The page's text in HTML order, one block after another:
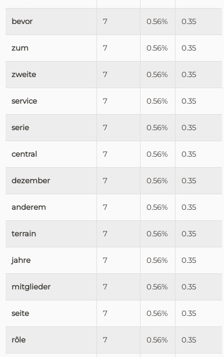
bevor 7 0.56% 0.35
zum 7 0.56% 0.35
zweite 7 0.56% 0.35
service 7 0.56% 0.35
serie 7 0.56% 0.35
central 7 0.56% 0.35
dezember 7 0.56% 0.35
anderem 7 0.56% 0.35
terrain 7 0.56% 0.35
jahre 7 0.56% 0.35
mitglieder 7 0.56% 0.35
seite 7 0.56% 0.35
rôle 7 0.56% 0.35